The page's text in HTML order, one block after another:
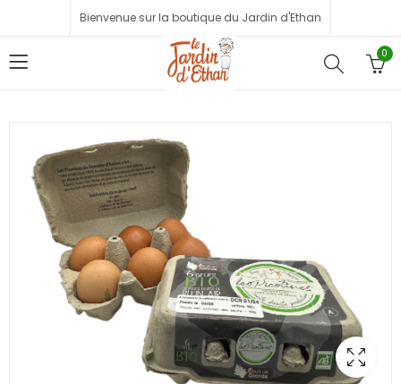
Bienvenue sur la boutique du Jardin d'Ethan
0